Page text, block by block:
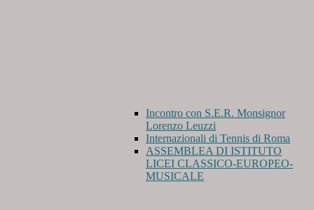
Incontro con S.E.R. Monsignor
Lorenzo Leuzzi
Internazionali di Tennis di Roma
ASSEMBLEA DI ISTITUTO
LICEI CLASSICO-EUROPEO-
MUSICALE